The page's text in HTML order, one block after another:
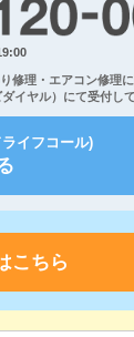
修理・エアコン修理
イヤル）にて受付し
イフコール)
こちら